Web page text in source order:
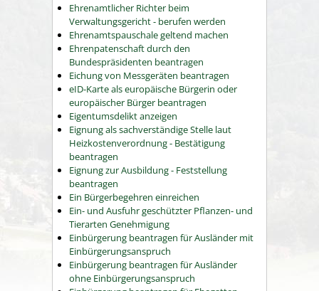
Ehrenamtlicher Richter beim
Verwaltungsgericht - berufen werden
Ehrenamtspauschale geltend machen
Ehrenpatenschaft durch den
Bundespräsidenten beantragen
Eichung von Messgeräten beantragen
eID-Karte als europäische Bürgerin oder
europäischer Bürger beantragen
Eigentumsdelikt anzeigen
Eignung als sachverständige Stelle laut
Heizkostenverordnung - Bestätigung
beantragen
Eignung zur Ausbildung - Feststellung
beantragen
Ein Bürgerbegehren einreichen
Ein- und Ausfuhr geschützter Pflanzen- und
Tierarten Genehmigung
Einbürgerung beantragen für Ausländer mit
Einbürgerungsanspruch
Einbürgerung beantragen für Ausländer
ohne Einbürgerungsanspruch